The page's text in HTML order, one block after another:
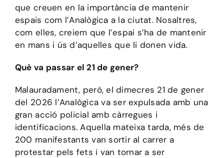
que creuen en la importància de mantenir
espais com l’Analògica a la ciutat. Nosaltres,
com elles, creiem que l’espai s’ha de mantenir
en mans i ús d’aquelles que li donen vida.
Què va passar el 21 de gener?
Malauradament, però, el dimecres 21 de gener
del 2026 l’Analògica va ser expulsada amb una
gran acció policial amb càrregues i
identificacions. Aquella mateixa tarda, més de
200 manifestants van sortir al carrer a
protestar pels fets i van tornar a ser